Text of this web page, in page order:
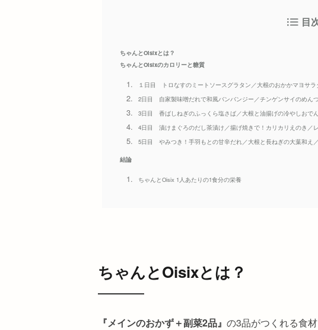
目
ちゃんとOisixとは？
ちゃんとOisixのカロリーと糖質
１日目 トロなすのミートソースグラタン／大根のおかかマヨサ
2日目 自家製味噌だれで和風バンバンジー／チンゲンサイのめん
3日目 香ばしねぎのふっくら塩さば／大根と油揚げの冷やしおで
4日目 漬けまぐろのだし茶漬け／揚げ焼きで！カリカリえのき／
5日目 やみつき！手羽もとの甘辛だれ／大根と長ねぎの大葉和え
結論
ちゃんとOisix 1人あたりの1食分の栄養
ちゃんとOisixとは？
『メインのおかず＋副菜2品』 の3品がつくれる食